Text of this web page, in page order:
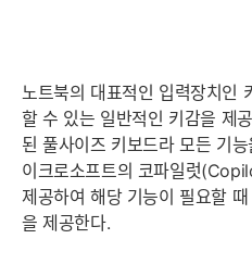
노트북의 대표적인 입력장치인
할 수 있는 일반적인 키감을 제
된 풀사이즈 키보드라 모든 기
이크로소프트의 코파일럿
제공하여 해당 기능이 필요할
을 제공한다.